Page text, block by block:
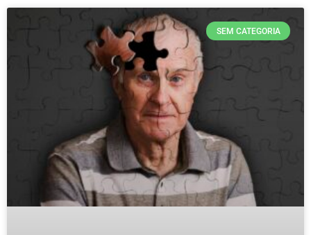
SEM CATEGORIA